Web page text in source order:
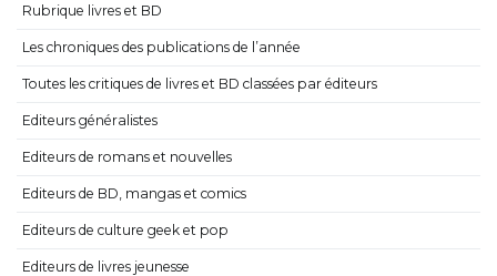
Rubrique livres et BD
Les chroniques des publications de l’année
Toutes les critiques de livres et BD classées par éditeurs
Editeurs généralistes
Editeurs de romans et nouvelles
Editeurs de BD, mangas et comics
Editeurs de culture geek et pop
Editeurs de livres jeunesse